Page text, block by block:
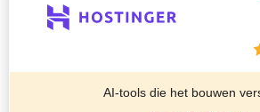
AI-tools die het bouwen